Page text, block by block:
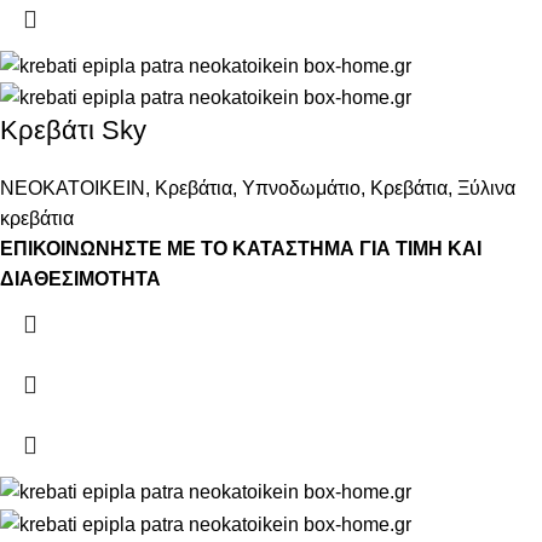
Κρεβάτι Sky
ΝΕΟΚΑΤΟΙΚΕΙΝ , Κρεβάτια, Υπνοδωμάτιο, Κρεβάτια, Ξύλινα
κρεβάτια
ΕΠΙΚΟΙΝΩΝΗΣΤΕ ΜΕ ΤΟ ΚΑΤΑΣΤΗΜΑ ΓΙΑ ΤΙΜΗ ΚΑΙ
ΔΙΑΘΕΣΙΜΟΤΗΤΑ